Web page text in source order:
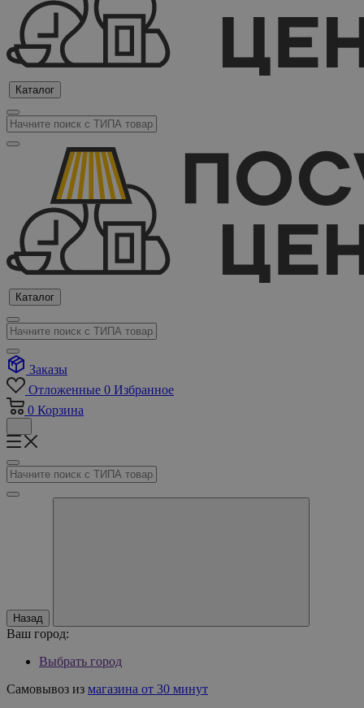
Каталог
Каталог
Заказы
Отложенные 0 Избранное
0 Корзина
Назад
Ваш город:
Выбрать город
Самовывоз из магазина от 30 минут